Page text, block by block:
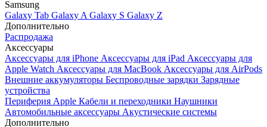
Samsung
Galaxy Tab Galaxy A Galaxy S Galaxy Z
Дополнительно
Распродажа
Аксессуары
Аксессуары для iPhone Аксессуары для iPad Аксессуары для
Apple Watch Аксессуары для MacBook Аксессуары для AirPods
Внешние аккумуляторы Беспроводные зарядки Зарядные
устройства
Периферия Apple Кабели и переходники Наушники
Автомобильные аксессуары Акустические системы
Дополнительно